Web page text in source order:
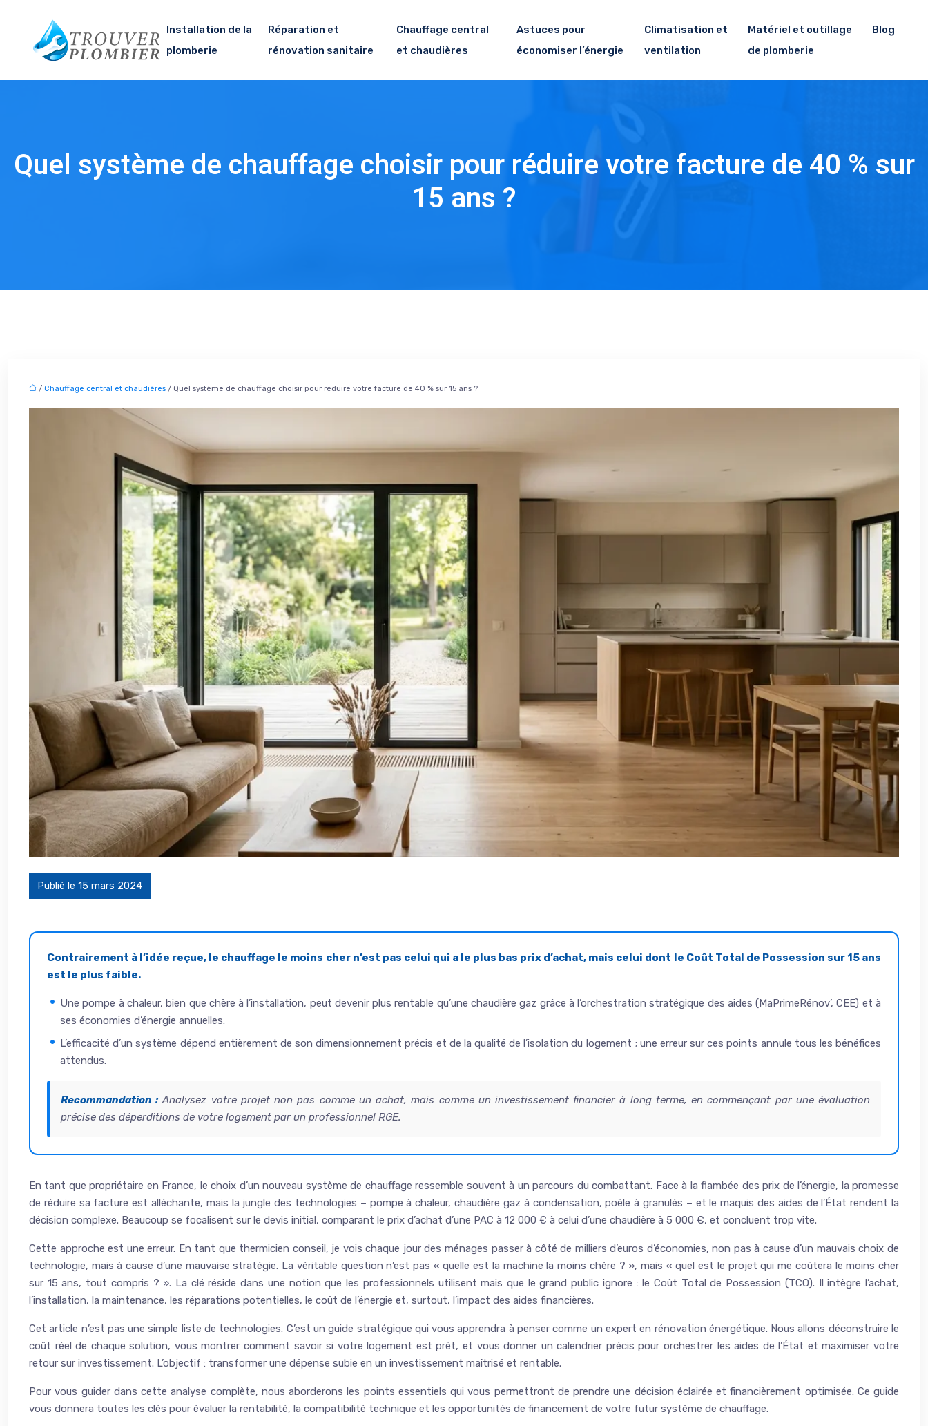
Installation de la
plomberie
Réparation et
rénovation sanitaire
Chauffage central
et chaudières
Astuces pour
économiser l’énergie
Climatisation et
ventilation
Matériel et outillage
de plomberie
Blog
Quel système de chauffage choisir pour réduire votre facture de 40 % sur
15 ans ?
/ Chauffage central et chaudières / Quel système de chauffage choisir pour réduire votre facture de 40 % sur 15 ans ?
Publié le 15 mars 2024
Contrairement à l’idée reçue, le chauffage le moins cher n’est pas celui qui a le plus bas prix d’achat, mais celui dont le Coût Total de Possession sur 15 ans
est le plus faible.
Une pompe à chaleur, bien que chère à l’installation, peut devenir plus rentable qu’une chaudière gaz grâce à l’orchestration stratégique des aides (MaPrimeRénov’, CEE) et à
ses économies d’énergie annuelles.
L’efficacité d’un système dépend entièrement de son dimensionnement précis et de la qualité de l’isolation du logement ; une erreur sur ces points annule tous les bénéfices
attendus.
Recommandation :Analysez votre projet non pas comme un achat, mais comme un investissement financier à long terme, en commençant par une évaluation
précise des déperditions de votre logement par un professionnel RGE.
En tant que propriétaire en France, le choix d’un nouveau système de chauffage ressemble souvent à un parcours du combattant. Face à la flambée des prix de l’énergie, la promesse
de réduire sa facture est alléchante, mais la jungle des technologies – pompe à chaleur, chaudière gaz à condensation, poêle à granulés – et le maquis des aides de l’État rendent la
décision complexe. Beaucoup se focalisent sur le devis initial, comparant le prix d’achat d’une PAC à 12 000 € à celui d’une chaudière à 5 000 €, et concluent trop vite.
Cette approche est une erreur. En tant que thermicien conseil, je vois chaque jour des ménages passer à côté de milliers d’euros d’économies, non pas à cause d’un mauvais choix de
technologie, mais à cause d’une mauvaise stratégie. La véritable question n’est pas « quelle est la machine la moins chère ? », mais « quel est le projet qui me coûtera le moins cher
sur 15 ans, tout compris ? ». La clé réside dans une notion que les professionnels utilisent mais que le grand public ignore : le Coût Total de Possession (TCO). Il intègre l’achat,
l’installation, la maintenance, les réparations potentielles, le coût de l’énergie et, surtout, l’impact des aides financières.
Cet article n’est pas une simple liste de technologies. C’est un guide stratégique qui vous apprendra à penser comme un expert en rénovation énergétique. Nous allons déconstruire le
coût réel de chaque solution, vous montrer comment savoir si votre logement est prêt, et vous donner un calendrier précis pour orchestrer les aides de l’État et maximiser votre
retour sur investissement. L’objectif : transformer une dépense subie en un investissement maîtrisé et rentable.
Pour vous guider dans cette analyse complète, nous aborderons les points essentiels qui vous permettront de prendre une décision éclairée et financièrement optimisée. Ce guide
vous donnera toutes les clés pour évaluer la rentabilité, la compatibilité technique et les opportunités de financement de votre futur système de chauffage.